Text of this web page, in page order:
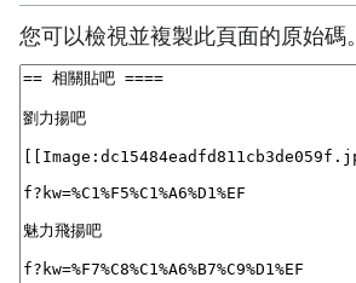
您可以檢視並複製此頁面的原始碼。